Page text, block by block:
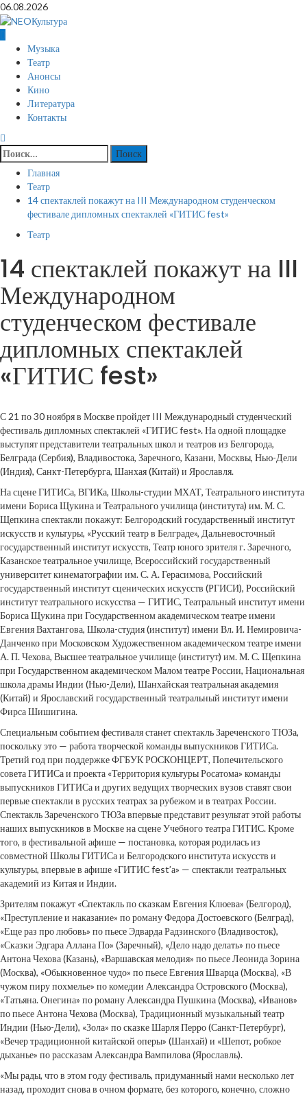
Перейти
к
содержимому
06.08.2026
Основное
меню
Музыка
Театр
Анонсы
Кино
Литература
Контакты
Найти:
Главная
Театр
14 спектаклей покажут на III Международном студенческом
фестивале дипломных спектаклей «ГИТИС fest»
Театр
14 спектаклей покажут на III
Международном
студенческом фестивале
дипломных спектаклей
«ГИТИС fest»
С 21 по 30 ноября в Москве пройдет III Международный студенческий
фестиваль дипломных спектаклей «ГИТИС fest». На одной площадке
выступят представители театральных школ и театров из Белгорода,
Белграда (Сербия), Владивостока, Заречного, Казани, Москвы, Нью-Дели
(Индия), Санкт-Петербурга, Шанхая (Китай) и Ярославля.
На сцене ГИТИСа, ВГИКа, Школы-студии МХАТ, Театрального института
имени Бориса Щукина и Театрального училища (института) им. М. С.
Щепкина спектакли покажут: Белгородский государственный институт
искусств и культуры, «Русский театр в Белграде», Дальневосточный
государственный институт искусств, Театр юного зрителя г. Заречного,
Казанское театральное училище, Всероссийский государственный
университет кинематографии им. С. А. Герасимова, Российский
государственный институт сценических искусств (РГИСИ), Российский
институт театрального искусства — ГИТИС, Театральный институт имени
Бориса Щукина при Государственном академическом театре имени
Евгения Вахтангова, Школа-студия (институт) имени Вл. И. Немировича-
Данченко при Московском Художественном академическом театре имени
А. П. Чехова, Высшее театральное училище (институт) им. М. С. Щепкина
при Государственном академическом Малом театре России, Национальная
школа драмы Индии (Нью-Дели), Шанхайская театральная академия
(Китай) и Ярославский государственный театральный институт имени
Фирса Шишигина.
Специальным событием фестиваля станет спектакль Зареченского ТЮЗа,
поскольку это — работа творческой команды выпускников ГИТИСа.
Третий год при поддержке ФГБУК РОСКОНЦЕРТ, Попечительского
совета ГИТИСа и проекта «Территория культуры Росатома» команды
выпускников ГИТИСа и других ведущих творческих вузов ставят свои
первые спектакли в русских театрах за рубежом и в театрах России.
Спектакль Зареченского ТЮЗа впервые представит результат этой работы
наших выпускников в Москве на сцене Учебного театра ГИТИС. Кроме
того, в фестивальной афише — постановка, которая родилась из
совместной Школы ГИТИСа и Белгородского института искусств и
культуры, впервые в афише «ГИТИС fest’а» — спектакли театральных
академий из Китая и Индии.
Зрителям покажут «Спектакль по сказкам Евгения Клюева» (Белгород),
«Преступление и наказание» по роману Федора Достоевского (Белград),
«Еще раз про любовь» по пьесе Эдварда Радзинского (Владивосток),
«Сказки Эдгара Аллана По» (Заречный), «Дело надо делать» по пьесе
Антона Чехова (Казань), «Варшавская мелодия» по пьесе Леонида Зорина
(Москва), «Обыкновенное чудо» по пьесе Евгения Шварца (Москва), «В
чужом пиру похмелье» по комедии Александра Островского (Москва),
«Татьяна. Онегина» по роману Александра Пушкина (Москва), «Иванов»
по пьесе Антона Чехова (Москва), Традиционный музыкальный театр
Индии (Нью-Дели), «Зола» по сказке Шарля Перро (Санкт-Петербург),
«Вечер традиционной китайской оперы» (Шанхай) и «Шепот, робкое
дыханье» по рассказам Александра Вампилова (Ярославль).
«Мы рады, что в этом году фестиваль, придуманный нами несколько лет
назад, проходит снова в очном формате, без которого, конечно, сложно